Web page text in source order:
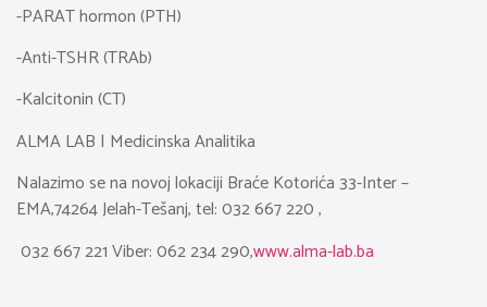
-PARAT hormon (PTH)
-Anti-TSHR (TRAb)
-Kalcitonin (CT)
ALMA LAB | Medicinska Analitika
Nalazimo se na novoj lokaciji Braće Kotorića 33-Inter –
EMA,74264 Jelah-Tešanj, tel: 032 667 220 ,
032 667 221 Viber: 062 234 290,www.alma-lab.ba